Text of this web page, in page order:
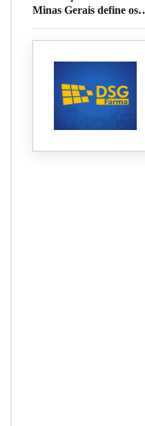
Minas Gerais define os
Governo do Estado em